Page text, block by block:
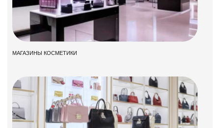
МАГАЗИНЫ КОСМЕТИКИ